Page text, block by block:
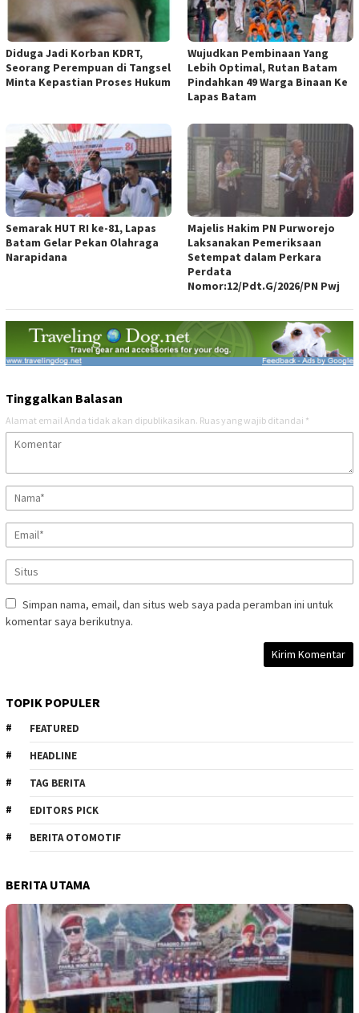
Diduga Jadi Korban KDRT,
Seorang Perempuan di Tangsel
Minta Kepastian Proses Hukum
Wujudkan Pembinaan Yang
Lebih Optimal, Rutan Batam
Pindahkan 49 Warga Binaan Ke
Lapas Batam
Semarak HUT RI ke-81, Lapas
Batam Gelar Pekan Olahraga
Narapidana
Majelis Hakim PN Purworejo
Laksanakan Pemeriksaan
Setempat dalam Perkara
Perdata
Nomor:12/Pdt.G/2026/PN Pwj
Tinggalkan Balasan
Alamat email Anda tidak akan dipublikasikan. Ruas yang wajib ditandai *
Simpan nama, email, dan situs web saya pada peramban ini untuk
komentar saya berikutnya.
TOPIK POPULER
FEATURED
HEADLINE
TAG BERITA
EDITORS PICK
BERITA OTOMOTIF
BERITA UTAMA